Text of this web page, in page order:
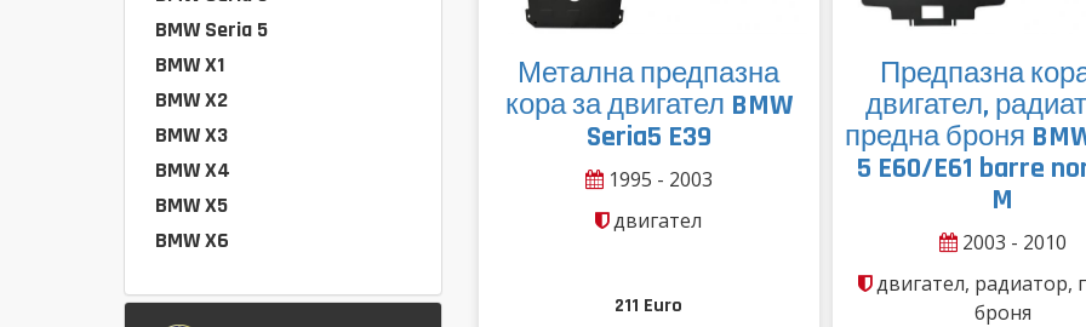
BMW Seria 5
BMW X1
BMW X2
BMW X3
BMW X4
BMW X5
BMW X6
Метална предпазна
кора за двигател BMW
Seria5 E39
1995 - 2003
двигател
211 Euro
Предпазна
двигател,
предна броня
5 E60/E61 barre
M
2003 - 2010
двигател, радиатор,
броня